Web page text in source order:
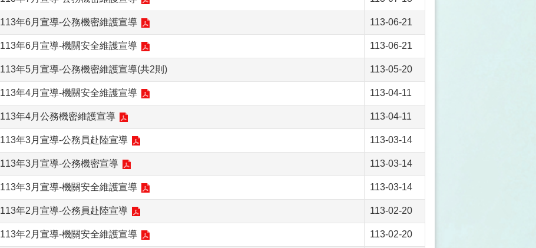
113年6月宣導-公務機密維護宣導 113-06-21
113年6月宣導-機關安全維護宣導 113-06-21
113年5月宣導-公務機密維護宣導(共2則) 113-05-20
113年4月宣導-機關安全維護宣導 113-04-11
113年4月公務機密維護宣導 113-04-11
113年3月宣導-公務員赴陸宣導 113-03-14
113年3月宣導-公務機密宣導 113-03-14
113年3月宣導-機關安全維護宣導 113-03-14
113年2月宣導-公務員赴陸宣導 113-02-20
113年2月宣導-機關安全維護宣導 113-02-20